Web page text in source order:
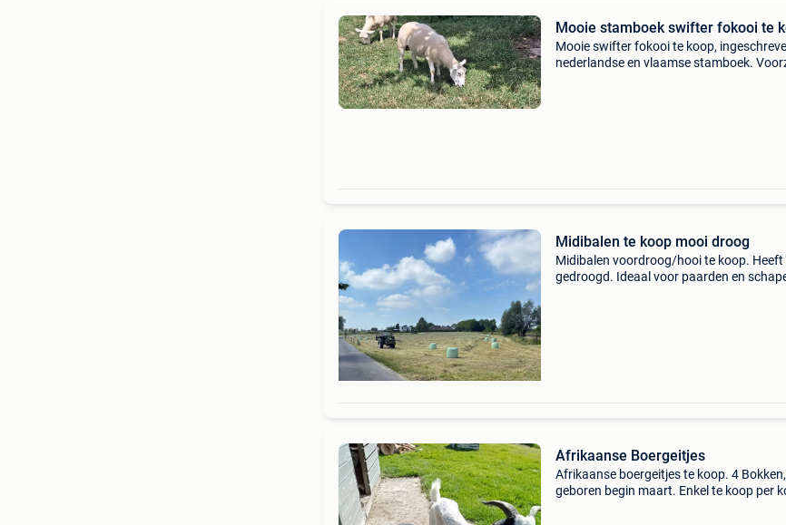
Mooie stamboek swifter fokooi te
Mooie swifter fokooi te koop,
nederlandse en vlaamse stamboek.
Midibalen te koop mooi droog
Midibalen voordroog/hooi te koop. Heeft
gedroogd. Ideaal voor paarden en
Afrikaanse Boergeitjes
Afrikaanse boergeitjes te koop. 4
geboren begin maart. Enkel te koop per